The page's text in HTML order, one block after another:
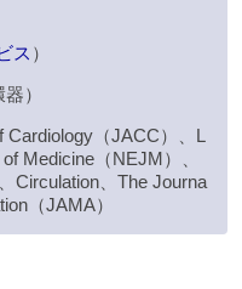
ス ）
）
Cardiology（JACC）、L
Medicine（NEJM）、
Circulation、The Journa
（JAMA）